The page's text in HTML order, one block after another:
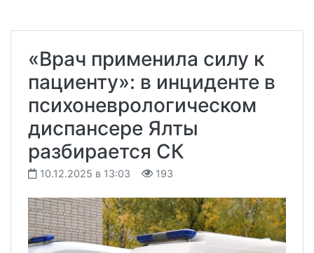
«Врач применила силу к
пациенту»: в инциденте в
психоневрологическом
диспансере Ялты
разбирается СК
10.12.2025 в 13:03 193